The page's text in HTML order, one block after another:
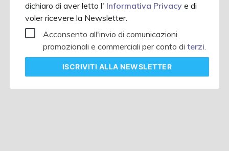
dichiaro di aver letto l' Informativa Privacye di
voler ricevere la Newsletter.
Acconsento all'invio di comunicazioni
promozionali e commerciali per conto diterzi.
ISCRIVITI ALLA NEWSLETTER